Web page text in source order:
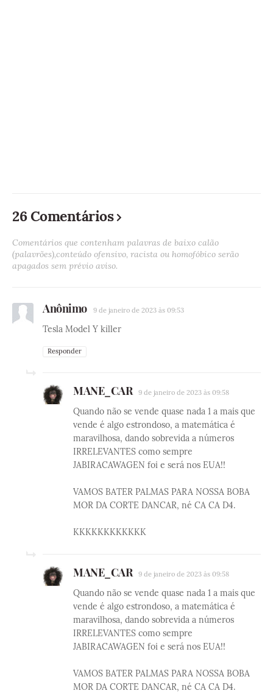
26 Comentários
Comentários que contenham palavras de baixo calão
(palavrões),conteúdo ofensivo, racista ou homofóbico serão
apagados sem prévio aviso.
Anônimo 9 de janeiro de 2023 às 09:53
Tesla Model Y killer
Responder
MANE_CAR 9 de janeiro de 2023 às 09:58
Quando não se vende quase nada 1 a mais que
vende é algo estrondoso, a matemática é
maravilhosa, dando sobrevida a números
IRRELEVANTES como sempre
JABIRACAWAGEN foi e será nos EUA!!
VAMOS BATER PALMAS PARA NOSSA BOBA
MOR DA CORTE DANCAR, né CA CA D4.
KKKKKKKKKKKK
MANE_CAR 9 de janeiro de 2023 às 09:58
Quando não se vende quase nada 1 a mais que
vende é algo estrondoso, a matemática é
maravilhosa, dando sobrevida a números
IRRELEVANTES como sempre
JABIRACAWAGEN foi e será nos EUA!!
VAMOS BATER PALMAS PARA NOSSA BOBA
MOR DA CORTE DANCAR, né CA CA D4.